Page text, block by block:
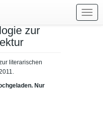
zur
literarischen
Nur